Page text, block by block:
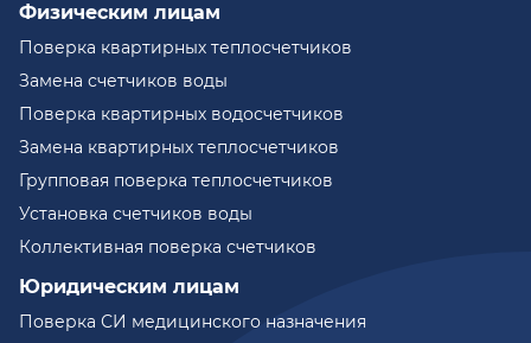
Физическим лицам
Поверка квартирных теплосчетчиков
Замена счетчиков воды
Поверка квартирных водосчетчиков
Замена квартирных теплосчетчиков
Групповая поверка теплосчетчиков
Установка счетчиков воды
Коллективная поверка счетчиков
Юридическим лицам
Поверка СИ медицинского назначения